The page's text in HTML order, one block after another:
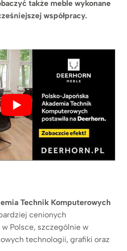
także meble wykonane
współpracy.
Technik Komputerowych
cenionych
Polsce, szczególnie w
technologii, grafiki oraz